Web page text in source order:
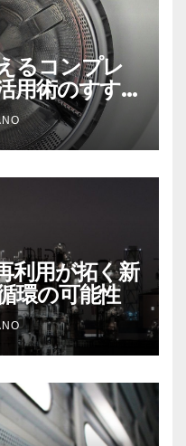
るコンプレ
用術のすす
利用が拓く新
環の可能性